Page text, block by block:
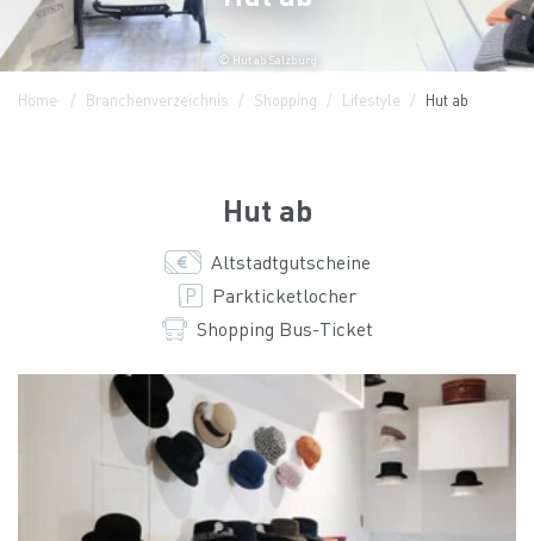
© Hut ab Salzburg
Home Branchenverzeichnis Shopping Lifestyle Hut ab
Hut ab
Altstadtgutscheine
Parkticketlocher
Shopping Bus-Ticket